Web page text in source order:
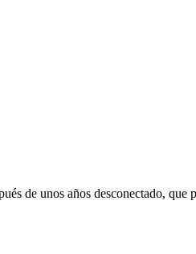
de unos años desconectado,